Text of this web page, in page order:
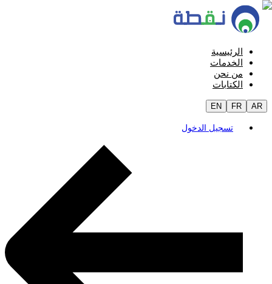
الرئيسية
الخدمات
من نحن
الكتابات
EN FR AR
تسجيل الدخول